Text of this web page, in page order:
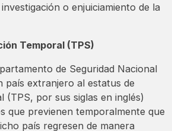
o enjuiciamiento de la
Temporal (TPS)
de Seguridad Nacional
país extranjero al estatus de
(TPS, por sus siglas en inglés)
que previenen temporalmente que
país regresen de manera